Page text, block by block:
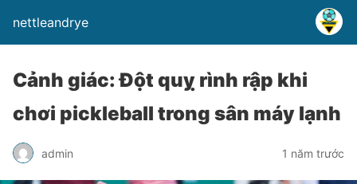
nettleandrye
Cảnh giác: Đột quỵ rình rập khi
chơi pickleball trong sân máy lạnh
admin 1 năm trước